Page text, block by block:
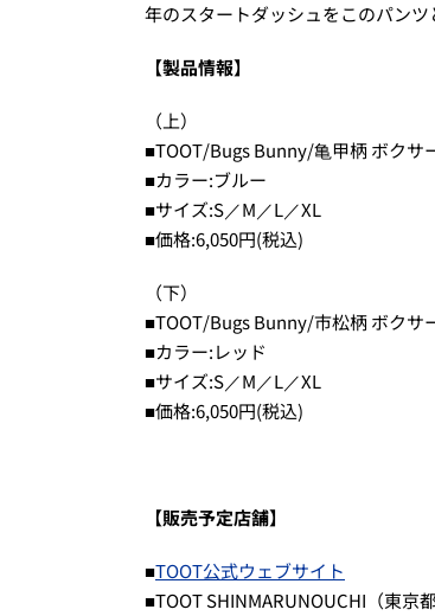
年のスタートダッシュをこのパンツ
【製品情報】
（上）
■TOOT/Bugs Bunny/⻲甲柄 ボクサ
■カラー:ブルー
■サイズ:S／M／L／XL
■価格:6,050円(税込)
（下）
■TOOT/Bugs Bunny/市松柄 ボクサ
■カラー:レッド
■サイズ:S／M／L／XL
■価格:6,050円(税込)
【販売予定店舗】
■TOOT公式ウェブサイト
■TOOT SHINMARUNOUCHI（東京